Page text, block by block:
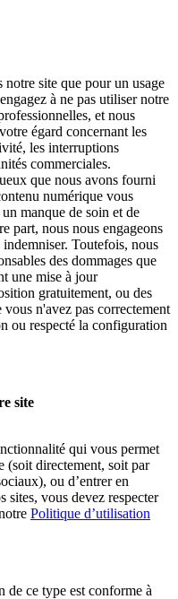
site que pour un usage
à ne pas utiliser notre
et nous
égard concernant les
les interruptions
commerciales.
que nous avons fourni
numérique vous
manque de soin et de
part, nous nous engageons
Toutefois, nous
des dommages que
une mise à jour
gratuitement, ou des
n'avez pas correctement
ou respecté la configuration
site
qui vous permet
(soit directement, soit par
ou d’entrer en
sites, vous devez respecter
Politique d’utilisation
de ce type est conforme à